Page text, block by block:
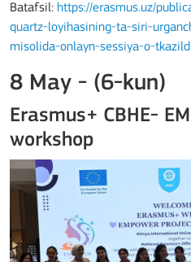
Batafsil: https://erasmus.uz/
quartz-loyihasining-ta-siri-
misolida-onlayn-sessiya-o-
8 May - (6-kun)
Erasmus+ CBHE-
workshop